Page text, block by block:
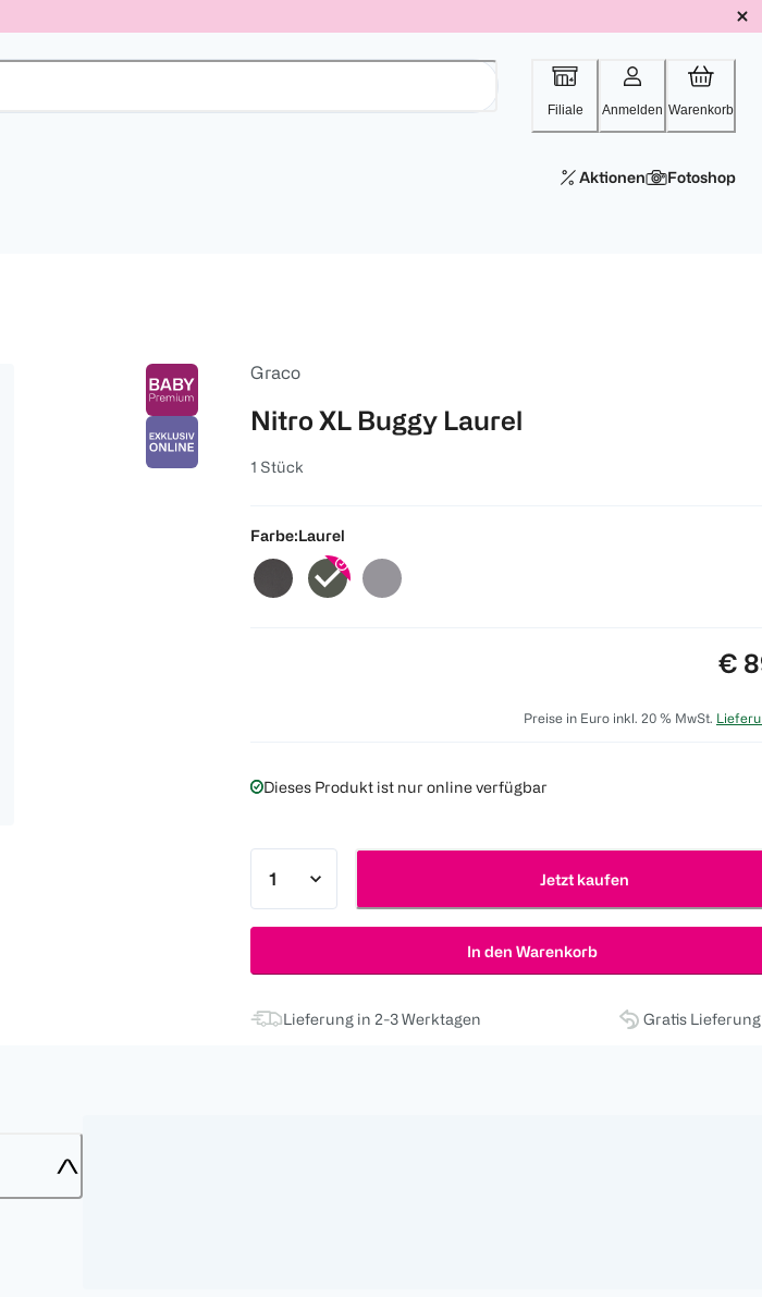
Filiale Anmelden Warenkorb
Aktionen Fotoshop
Graco
Nitro XL Buggy Laurel
1 Stück
Farbe:Laurel
€
Preise in Euro inkl. 20 % MwSt.
Dieses Produkt ist nur online verfügbar
Jetzt kaufen
In den Warenkorb
Lieferung in 2-3 Werktagen Gratis